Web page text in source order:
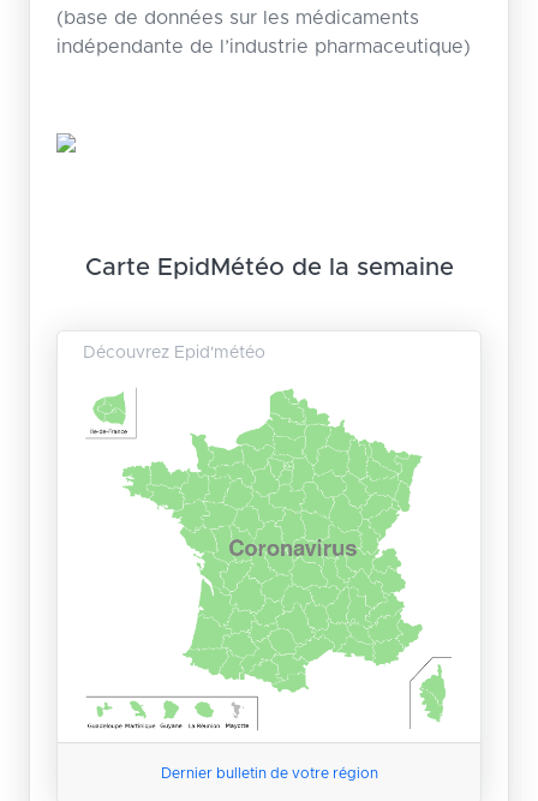
(base de données sur les médicaments
indépendante de l’industrie pharmaceutique)
Carte EpidMétéo de la semaine
Découvrez Epid'météo
Dernier bulletin de votre région